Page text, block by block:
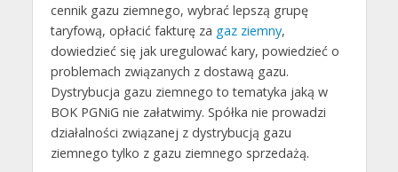
cennik gazu ziemnego, wybrać lepszą grupę
taryfową, opłacić fakturę za gaz ziemny,
dowiedzieć się jak uregulować kary, powiedzieć o
problemach związanych z dostawą gazu.
Dystrybucja gazu ziemnego to tematyka jaką w
BOK PGNiG nie załatwimy. Spółka nie prowadzi
działalności związanej z dystrybucją gazu
ziemnego tylko z gazu ziemnego sprzedażą.